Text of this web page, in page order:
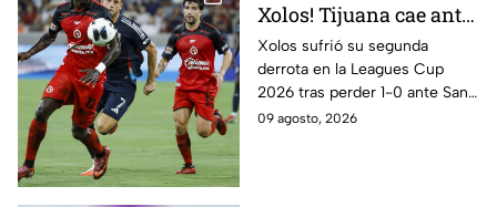
Xolos! Tijuana cae ante
San Diego FC y
complica su camino en
la Leagues Cup 2026
Xolos sufrió su segunda
derrota en la Leagues Cup
2026 tras perder 1-0 ante San
Diego FC. Tijuana todavía tiene
09 agosto, 2026